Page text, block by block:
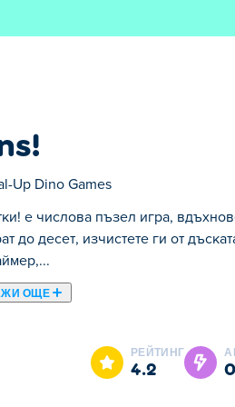
Up Dino Games
е числова пъзел игра,
до десет, изчистете ги от
ОЩЕ
от Make Ten и Fruit Box.
стратегията е по-важна от
Забавете темпото,
РЕЙТИНГ
4.2